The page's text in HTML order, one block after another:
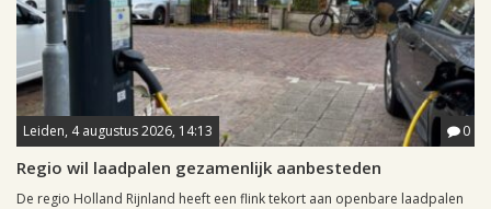
Leiden, 4 augustus 2026, 14:13 0
Regio wil laadpalen gezamenlijk aanbesteden
De regio Holland Rijnland heeft een flink tekort aan openbare laadpalen